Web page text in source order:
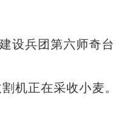
设兵团第六师奇台
机正在采收小麦。